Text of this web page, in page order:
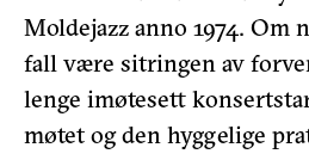
Moldejazz anno 1974. Om
fall være sitringen av
lenge imøtesett
møtet og den hyggelige